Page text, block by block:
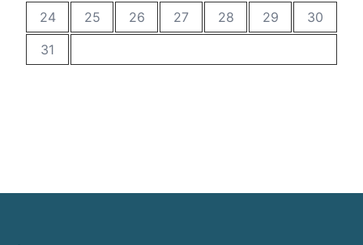
24
25 26 27 28 29
30
31